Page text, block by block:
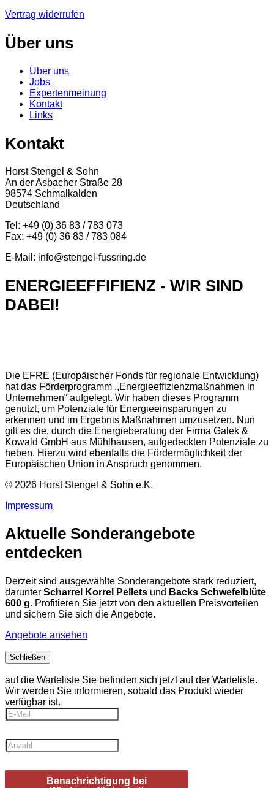
Vertrag widerrufen
Über uns
Über uns
Jobs
Expertenmeinung
Kontakt
Links
Kontakt
Horst Stengel & Sohn
An der Asbacher Straße 28
98574 Schmalkalden
Deutschland
Tel: +49 (0) 36 83 / 783 073
Fax: +49 (0) 36 83 / 783 084
E-Mail: info@stengel-fussring.de
ENERGIEEFFIFIENZ - WIR SIND
DABEI!
Die EFRE (Europäischer Fonds für regionale Entwicklung)
hat das Förderprogramm ,,Energieeffizienzmaßnahmen in
Unternehmen“ aufgelegt. Wir haben dieses Programm
genutzt, um Potenziale für Energieeinsparungen zu
erkennen und im Ergebnis Maßnahmen umzusetzen. Nun
gilt es die, durch die Energieberatung der Firma Galek &
Kowald GmbH aus Mühlhausen, aufgedeckten Potenziale zu
heben. Hierzu wird ebenfalls die Fördermöglichkeit der
Europäischen Union in Anspruch genommen.
© 2026 Horst Stengel & Sohn e.K.
Impressum
Aktuelle Sonderangebote
entdecken
Derzeit sind ausgewählte Sonderangebote stark reduziert,
darunter Scharrel Korrel Pellets und Backs Schwefelblüte
600 g. Profitieren Sie jetzt von den aktuellen Preisvorteilen
und sichern Sie sich die Angebote.
Angebote ansehen
Schließen
auf die Warteliste Sie befinden sich jetzt auf der Warteliste.
Wir werden Sie informieren, sobald das Produkt wieder
verfügbar ist.
Benachrichtigung bei